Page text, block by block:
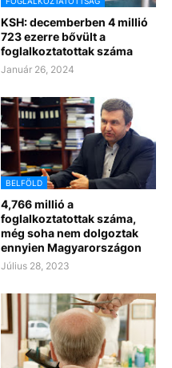
KSH: decemberben 4 millió
723 ezerre bővült a
foglalkoztatottak száma
Január 26, 2024
BELFÖLD
4,766 millió a
foglalkoztatottak száma,
még soha nem dolgoztak
ennyien Magyarországon
Július 28, 2023